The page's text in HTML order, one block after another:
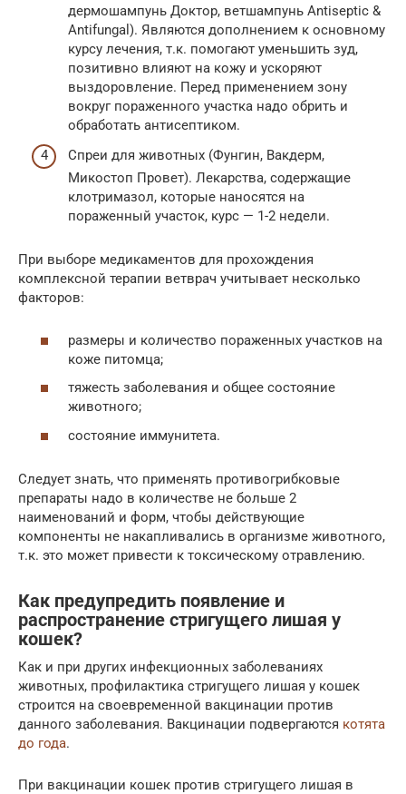
дермошампунь Доктор, ветшампунь Antiseptic &
Antifungal). Являются дополнением к основному
курсу лечения, т.к. помогают уменьшить зуд,
позитивно влияют на кожу и ускоряют
выздоровление. Перед применением зону
вокруг пораженного участка надо обрить и
обработать антисептиком.
Спреи для животных (Фунгин, Вакдерм,
Микостоп Провет). Лекарства, содержащие
клотримазол, которые наносятся на
пораженный участок, курс — 1-2 недели.
При выборе медикаментов для прохождения
комплексной терапии ветврач учитывает несколько
факторов:
размеры и количество пораженных участков на
коже питомца;
тяжесть заболевания и общее состояние
животного;
состояние иммунитета.
Следует знать, что применять противогрибковые
препараты надо в количестве не больше 2
наименований и форм, чтобы действующие
компоненты не накапливались в организме животного,
т.к. это может привести к токсическому отравлению.
Как предупредить появление и
распространение стригущего лишая у
кошек?
Как и при других инфекционных заболеваниях
животных, профилактика стригущего лишая у кошек
строится на своевременной вакцинации против
данного заболевания. Вакцинации подвергаются котята
до года.
При вакцинации кошек против стригущего лишая в